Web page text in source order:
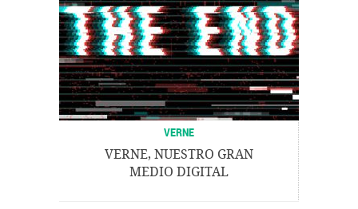
VERNE
VERNE, NUESTRO GRAN
MEDIO DIGITAL